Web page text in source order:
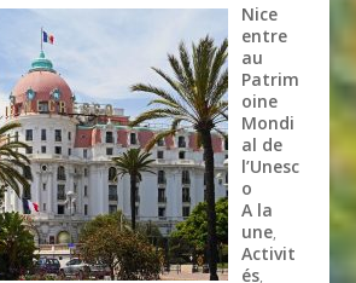
Nice
entre
au
Patrim
oine
Mondi
al de
l’Unesc
o
A la
une,
Activit
és,